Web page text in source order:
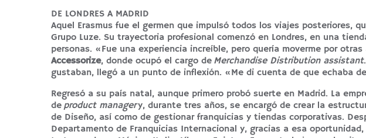
DE LONDRES A MADRID
Aquel Erasmus fue el germen que impulsó todos los viajes posteriores,
Grupo Luze. Su trayectoria profesional comenzó en Londres, en una
personas. «Fue una experiencia increíble, pero quería moverme por
Accessorize, donde ocupó el cargo de Merchandise Distribution assistant
gustaban, llegó a un punto de inflexión. «Me di cuenta de que echaba
Regresó a su país natal, aunque primero probó suerte en Madrid. La
de product managery, durante tres años, se encargó de crear la
de Diseño, así como de gestionar franquicias y tiendas corporativas.
Departamento de Franquicias Internacional y, gracias a esa